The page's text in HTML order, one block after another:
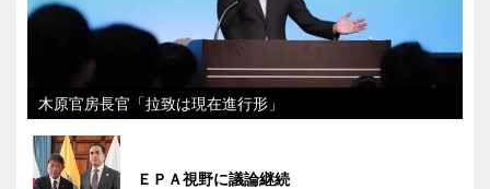
木原官房長官「拉致は現在進行形」
ＥＰＡ視野に議論継続